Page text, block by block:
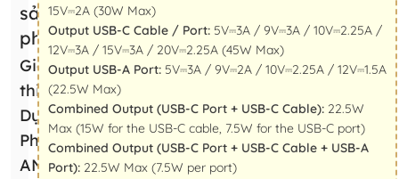
sản
phẩm
Giới
thiệu Pin
Dự
Phòng
ANKER
15V⎓2A (30W Max)
Output USB-C Cable / Port: 5V⎓3A / 9V⎓3A / 10V⎓2.25A /
12V⎓3A / 15V⎓3A / 20V⎓2.25A (45W Max)
Output USB-A Port: 5V⎓3A / 9V⎓2A / 10V⎓2.25A / 12V⎓1.5A
(22.5W Max)
Combined Output (USB-C Port + USB-C Cable): 22.5W
Max (15W for the USB-C cable, 7.5W for the USB-C port)
Combined Output (USB-C Port + USB-C Cable + USB-A
Port): 22.5W Max (7.5W per port)